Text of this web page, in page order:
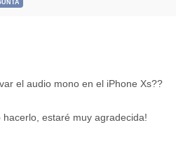
el audio mono en el iPhone Xs??
estaré muy agradecida!